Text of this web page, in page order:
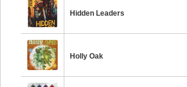
Hidden Leaders
Holly Oak